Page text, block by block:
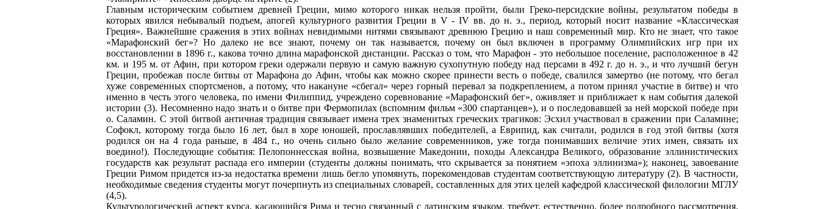
Главным историческим событием древней Греции, мимо которого никак нельзя пройти, были Греко-персидские войны, результатом победы в
которых явился небывалый подъем, апогей культурного развития Греции в V - IV вв. до н. э., период, который носит название «Классическая
Греция». Важнейшие сражения в этих войнах невидимыми нитями связывают древнюю Грецию и наш современный мир. Кто не знает, что такое
«Марафонский бег»? Но далеко не все знают, почему он так называется, почему он был включен в программу Олимпийских игр при их
восстановлении в 1896 г., какова точно длина марафонской дистанции. Рассказ о том, что Марафон - это небольшое поселение, расположенное в 42
км. и 195 м. от Афин, при котором греки одержали первую и самую важную сухопутную победу над персами в 492 г. до н. э., и что лучший бегун
Греции, пробежав после битвы от Марафона до Афин, чтобы как можно скорее принести весть о победе, свалился замертво (не потому, что бегал
хуже современных спортсменов, а потому, что накануне «сбегал» через горный перевал за подкреплением, а потом принял участие в битве) и что
именно в честь этого человека, по имени Филиппид, учреждено соревнование «Марафонский бег», оживляет и приближает к нам события далекой
истории (3). Несомненно надо знать и о битве при Фермопилах (вспомним фильм «300 спартанцев»), и о последовавшей за ней морской победе при
о. Саламин. С этой битвой античная традиция связывает имена трех знаменитых греческих трагиков: Эсхил участвовал в сражении при Саламине;
Софокл, которому тогда было 16 лет, был в хоре юношей, прославлявших победителей, а Еврипид, как считали, родился в год этой битвы (хотя
родился он на 4 года раньше, в 484 г., но очень сильно было желание современников, уже тогда понимавших величие этих имен, связать их
воедино!). Последующие события: Пелопоннесская война, возвышение Македонии, походы Александра Великого, образование эллинистических
государств как результат распада его империи (студенты должны понимать, что скрывается за понятием «эпоха эллинизма»); наконец, завоевание
Греции Римом придется из-за недостатка времени лишь бегло упомянуть, порекомендовав студентам соответствующую литературу (2). В частности,
необходимые сведения студенты могут почерпнуть из специальных словарей, составленных для этих целей кафедрой классической филологии МГЛУ
(4,5).
Культурологический аспект курса, касающийся Рима и тесно связанный с латинским языком, требует, естественно, более подробного рассмотрения.